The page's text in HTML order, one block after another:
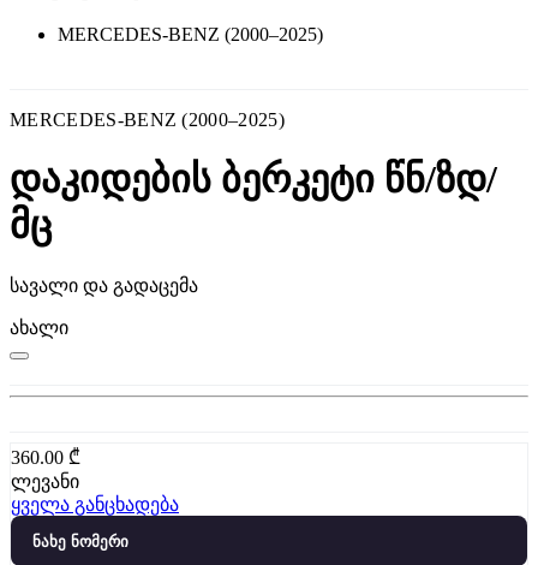
MERCEDES-BENZ (2000–2025)
MERCEDES-BENZ (2000–2025)
დაკიდების ბერკეტი წნ/ზდ/
მც
სავალი და გადაცემა
ახალი
360.00 ₾
ლევანი
ყველა განცხადება
ნახე ნომერი